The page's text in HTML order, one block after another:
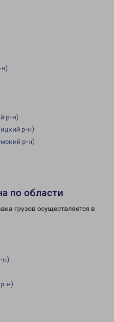
р-н)
р-н)
р-н)
по области
грузов осуществляется в
н)
н)